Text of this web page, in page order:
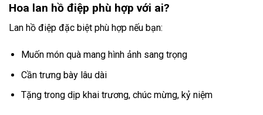
Hoa lan hồ điệp phù hợp với ai?
Lan hồ điệp đặc biệt phù hợp nếu bạn:
Muốn món quà mang hình ảnh sang trọng
Cần trưng bày lâu dài
Tặng trong dịp khai trương, chúc mừng, kỷ niệm